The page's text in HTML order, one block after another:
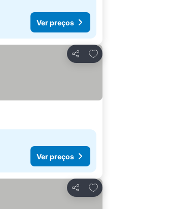
Ver preços
Partilhar
Adicionar aos favoritos
Ver preços
Partilhar
Adicionar aos favoritos